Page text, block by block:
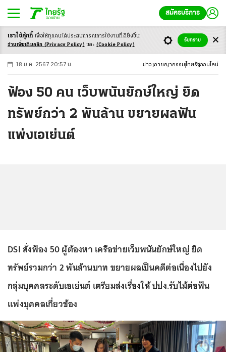
สมัครบริการ
-ก ก ก+
18 ม.ค. 2567 20:57 น. ข่าว อาชญากรรม ไทยรัฐออนไลน์
ฟ้อง 50 คน เว็บพนันยักษ์ใหญ่ ยึด
ทรัพย์กว่า 2 พันล้าน ขยายผลฟัน
แพ่งเอเย่นต์
DSI สั่งฟ้อง 50 ผู้ต้องหา เครือข่ายเว็บพนันยักษ์ใหญ่ ยึด
ทรัพย์รวมกว่า 2 พันล้านบาท ขยายผลเป็นคดีต่อเนื่องไปยัง
กลุ่มบุคคลระดับเอเย่นต์ เตรียมส่งเรื่องให้ ปปง.รับไม้ต่อฟัน
แพ่งบุคคลเกี่ยวข้อง
เราใช้คุ้กกี้ เพื่อให้ทุกคนได้ประสบการณ์การใช้งานที่ดียิ่งขึ้น
อ่านเพิ่มเติมคลิก (Privacy Policy) และ (Cookie Policy)
รับทราบ